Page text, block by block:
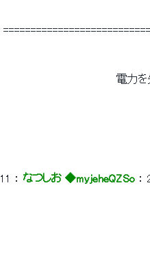
古い時代と言うべ
電力を失い、役目を従
数は３つ。見慣れ
11 ： なつしお ◆myjeheQZSo ：